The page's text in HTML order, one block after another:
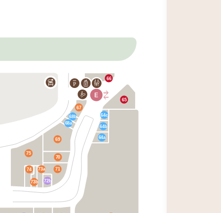
69
70
75
74 71
66
67
64a
64b
64c
65
72b
73a
73b
68b
68a
P